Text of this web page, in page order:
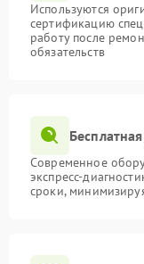
Используются
сертификацию
работу после
обязательств
Современное
экспресс-
сроки,